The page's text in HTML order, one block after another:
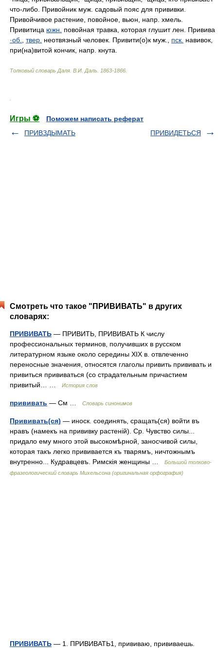
что-либо. Привойник муж. садовый пояс для прививки.
Привойчивое растение, повойное, вьюн, напр. хмель.
Привитица южн.
повойная травка, которая глушит лен. Привива
·об.
твер. неотвязный человек. Привити(о)к муж., пск. навивок,
при(на)витой кончик, напр. кнута.
Толковый словарь Даля В.И. Даль. 1863-1866
Игры ⚽
Поможем написать реферат
ПРИВЗДЫМАТЬ
ПРИВИДЕТЬСЯ
Смотреть что такое "ПРИВИВАТЬ" в других
словарях:
ПРИВИВАТЬ — ПРИВИТЬ, ПРИВИВАТЬ К числу
профессиональных терминов, получивших в русском
литературном языке около середины XIX в. отвлеченно
переносные значения, относятся глаголы привить прививать и
привиться прививаться (со страдательным причастием
привитый… …
История слов
прививать — См … Словарь синонимов
Прививать(ся) — иноск. соединять, сращать(ся) войти въ
нравъ (намекъ на прививку растеній). Ср. Чувство силы...
придало ему много этой высокомѣрной, заносчивой силы,
которая такъ легко прививается къ тварямъ, ничтожнымъ
внутренно... Кудравцевъ. Римскія женщины …
Большой толково-
фразеологический словарь Михельсона (оригинальная орфография)
ПРИВИВАТЬ — 1. ПРИВИВАТЬ1, прививаю, прививаешь.